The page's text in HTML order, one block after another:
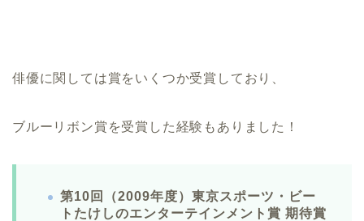
俳優に関しては賞をいくつか受賞しており、
ブルーリボン賞を受賞した経験もありました！
第10回（2009年度）東京スポーツ・ビー
トたけしのエンターテインメント賞 期待賞